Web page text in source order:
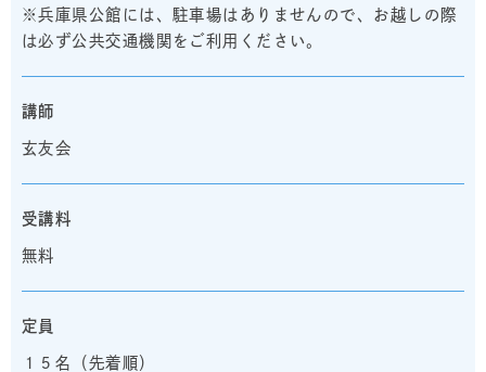
※兵庫県公館には、駐車場はありませんので、お越しの際
は必ず公共交通機関をご利用ください。
講師
玄友会
受講料
無料
定員
１５名（先着順）